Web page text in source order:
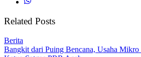
Related Posts
Berita
Bangkit dari Puing Bencana, Usaha